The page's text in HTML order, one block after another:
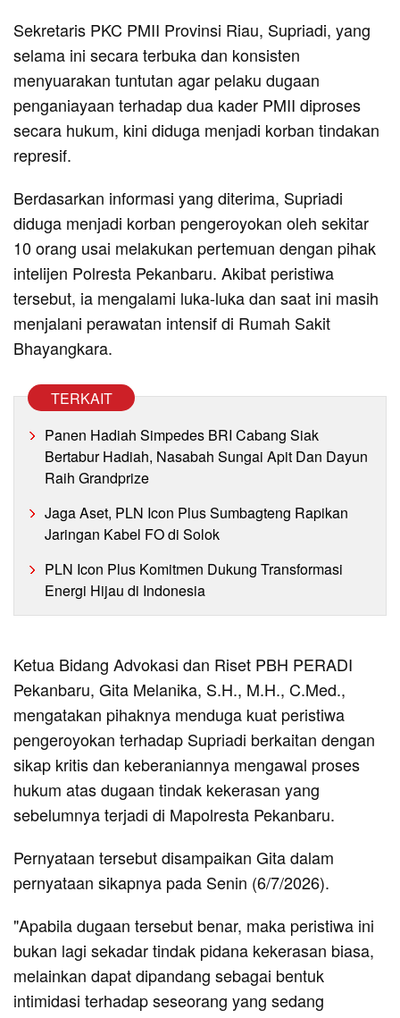
Sekretaris PKC PMII Provinsi Riau, Supriadi, yang
selama ini secara terbuka dan konsisten
menyuarakan tuntutan agar pelaku dugaan
penganiayaan terhadap dua kader PMII diproses
secara hukum, kini diduga menjadi korban tindakan
represif.
Berdasarkan informasi yang diterima, Supriadi
diduga menjadi korban pengeroyokan oleh sekitar
10 orang usai melakukan pertemuan dengan pihak
intelijen Polresta Pekanbaru. Akibat peristiwa
tersebut, ia mengalami luka-luka dan saat ini masih
menjalani perawatan intensif di Rumah Sakit
Bhayangkara.
TERKAIT
Panen Hadiah Simpedes BRI Cabang Siak
Bertabur Hadiah, Nasabah Sungai Apit Dan Dayun
Raih Grandprize
Jaga Aset, PLN Icon Plus Sumbagteng Rapikan
Jaringan Kabel FO di Solok
PLN Icon Plus Komitmen Dukung Transformasi
Energi Hijau di Indonesia
Ketua Bidang Advokasi dan Riset PBH PERADI
Pekanbaru, Gita Melanika, S.H., M.H., C.Med.,
mengatakan pihaknya menduga kuat peristiwa
pengeroyokan terhadap Supriadi berkaitan dengan
sikap kritis dan keberaniannya mengawal proses
hukum atas dugaan tindak kekerasan yang
sebelumnya terjadi di Mapolresta Pekanbaru.
Pernyataan tersebut disampaikan Gita dalam
pernyataan sikapnya pada Senin (6/7/2026).
"Apabila dugaan tersebut benar, maka peristiwa ini
bukan lagi sekadar tindak pidana kekerasan biasa,
melainkan dapat dipandang sebagai bentuk
intimidasi terhadap seseorang yang sedang